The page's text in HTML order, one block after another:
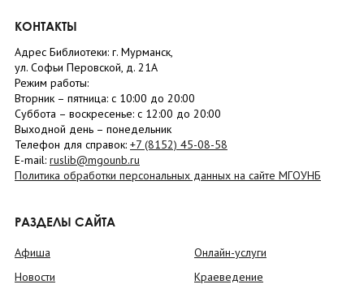
КОНТАКТЫ
Адрес Библиотеки: г. Мурманск,
ул. Софьи Перовской, д. 21А
Режим работы:
Вторник – пятница: с 10:00 до 20:00
Суббота – воскресенье: c 12:00 до 20:00
Выходной день – понедельник
Телефон для справок: +7 (8152) 45-08-58
E-mail: ruslib@mgounb.ru
Политика обработки персональных данных на сайте МГОУНБ
РАЗДЕЛЫ САЙТА
Афиша
Новости
Онлайн-услуги
Краеведение